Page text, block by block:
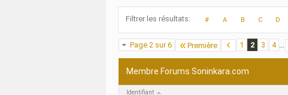
Filtrer les résultats # A B C D
Page 2 sur 6 Première 1 2 3 4 ...
Membre Forums Soninkara.com
Identifiant